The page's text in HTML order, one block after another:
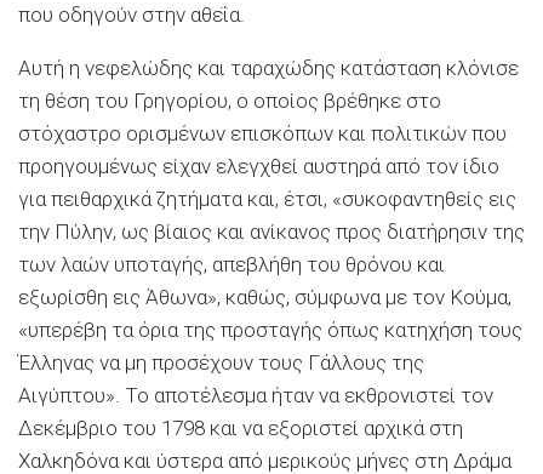
που οδηγούν στην αθεΐα.
Αυτή η νεφελώδης και ταραχώδης κατάσταση κλόνισε
τη θέση του Γρηγορίου, ο οποίος βρέθηκε στο
στόχαστρο ορισμένων επισκόπων και πολιτικών που
προηγουμένως είχαν ελεγχθεί αυστηρά από τον ίδιο
για πειθαρχικά ζητήματα και, έτσι, «συκοφαντηθείς εις
την Πύλην, ως βίαιος και ανίκανος προς διατήρησιν της
των λαών υποταγής, απεβλήθη του θρόνου και
εξωρίσθη εις Άθωνα», καθώς, σύμφωνα με τον Κούμα,
«υπερέβη τα όρια της προσταγής όπως κατηχήση τους
Έλληνας να μη προσέχουν τους Γάλλους της
Αιγύπτου». Το αποτέλεσμα ήταν να εκθρονιστεί τον
Δεκέμβριο του 1798 και να εξοριστεί αρχικά στη
Χαλκηδόνα και ύστερα από μερικούς μήνες στη Δράμα